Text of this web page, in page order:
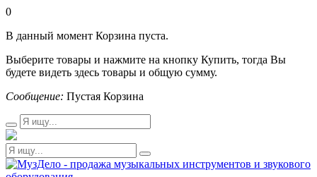
0
В данный момент Корзина пуста.
Выберите товары и нажмите на кнопку Купить, тогда Вы
будете видеть здесь товары и общую сумму.
Сообщение: Пустая Корзина